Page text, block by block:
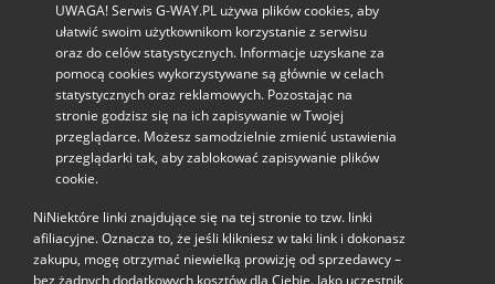
UWAGA! Serwis G-WAY.PL używa plików cookies, aby
ułatwić swoim użytkownikom korzystanie z serwisu
oraz do celów statystycznych. Informacje uzyskane za
pomocą cookies wykorzystywane są głównie w celach
statystycznych oraz reklamowych. Pozostając na
stronie godzisz się na ich zapisywanie w Twojej
przeglądarce. Możesz samodzielnie zmienić ustawienia
przeglądarki tak, aby zablokować zapisywanie plików
cookie.
NiNiektóre linki znajdujące się na tej stronie to tzw. linki
afiliacyjne. Oznacza to, że jeśli klikniesz w taki link i dokonasz
zakupu, mogę otrzymać niewielką prowizję od sprzedawcy –
bez żadnych dodatkowych kosztów dla Ciebie. Jako uczestnik